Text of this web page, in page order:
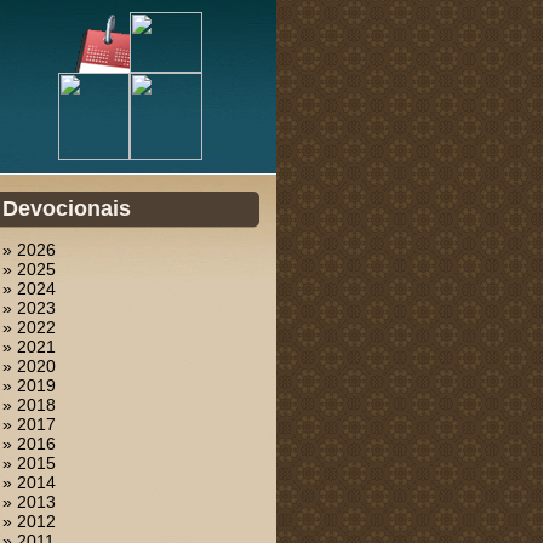
Devocionais
» 2026
» 2025
» 2024
» 2023
» 2022
» 2021
» 2020
» 2019
» 2018
» 2017
» 2016
» 2015
» 2014
» 2013
» 2012